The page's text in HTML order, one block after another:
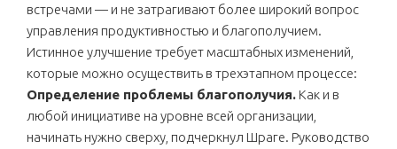
встречами — и не затрагивают более широкий вопрос
управления продуктивностью и благополучием.
Истинное улучшение требует масштабных изменений,
которые можно осуществить в трехэтапном процессе:
Определение проблемы благополучия. Как и в
любой инициативе на уровне всей организации,
начинать нужно сверху, подчеркнул Шраге. Руководство